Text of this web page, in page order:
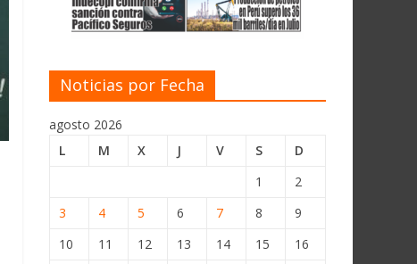
Noticias por Fecha
agosto 2026
L
M X J V S
D
1
2
3
4 5 6 7 8
9
10
11 12 13 14 15
16